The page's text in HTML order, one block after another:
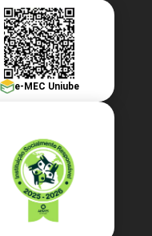
e-MEC Uniube